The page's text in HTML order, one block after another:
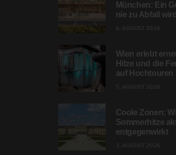
München: Ein
nie zu Abfall wird
Wien erlebt
Hitze und die
auf Hochtouren
Coole Zonen:
Sommerhitze
entgegenwirkt